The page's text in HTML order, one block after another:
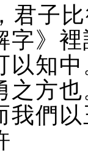
君子
字》
以知
之方
我們